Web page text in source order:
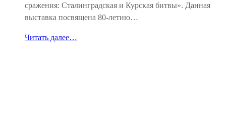
сражения: Сталинградская и Курская битвы». Данная
выставка посвящена 80-летию…
Читать далее…